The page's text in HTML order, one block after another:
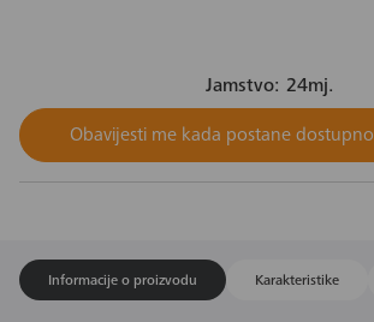
Jamstvo: 24mj.
Obavijesti me kada postane dostupno
Informacije o proizvodu Karakteristike